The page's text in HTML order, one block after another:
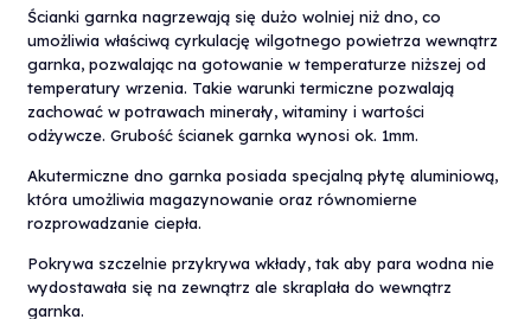
Ścianki garnka nagrzewają się dużo wolniej niż dno, co
umożliwia właściwą cyrkulację wilgotnego powietrza wewnątrz
garnka, pozwalając na gotowanie w temperaturze niższej od
temperatury wrzenia. Takie warunki termiczne pozwalają
zachować w potrawach minerały, witaminy i wartości
odżywcze. Grubość ścianek garnka wynosi ok. 1mm.
Akutermiczne dno garnka posiada specjalną płytę aluminiową,
która umożliwia magazynowanie oraz równomierne
rozprowadzanie ciepła.
Pokrywa szczelnie przykrywa wkłady, tak aby para wodna nie
wydostawała się na zewnątrz ale skraplała do wewnątrz
garnka.